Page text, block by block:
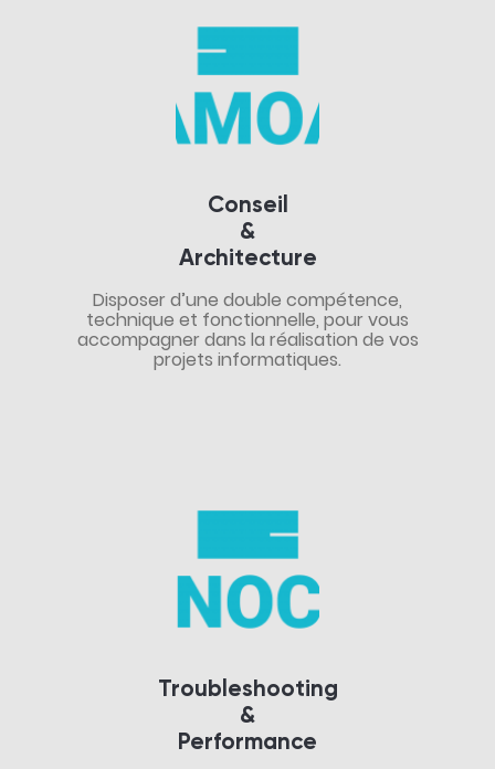
Conseil
&
Architecture
Disposer d’une double compétence,
technique et fonctionnelle, pour vous
accompagner dans la réalisation de vos
projets informatiques.
Troubleshooting
&
Performance